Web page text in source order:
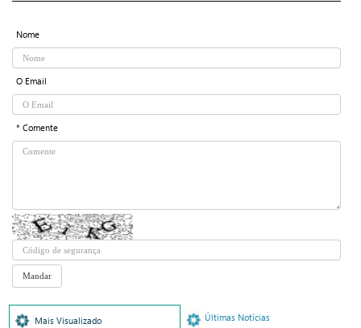
Nome
O Email
* Comente
Mais Visualizado Últimas Notícias